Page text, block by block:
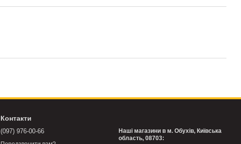
Контакти
(097) 976-00-66
Наші магазини в м. Обухів, Київська
область, 08703: